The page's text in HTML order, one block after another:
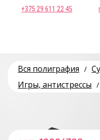
+375 29 611 22 45
Вся полиграфия /
Игры, антистрессы /